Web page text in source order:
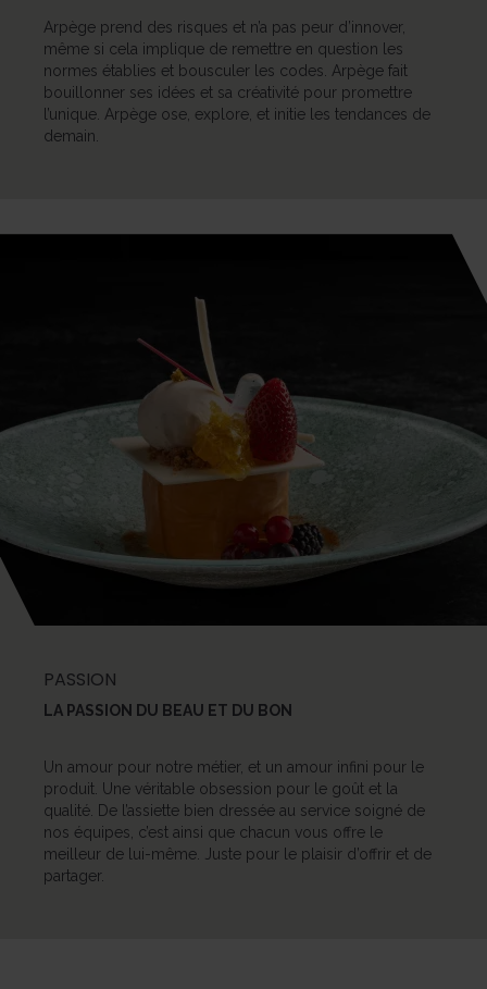
Arpège prend des risques et n’a pas peur d’innover,
même si cela implique de remettre en question les
normes établies et bousculer les codes. Arpège fait
bouillonner ses idées et sa créativité pour promettre
l’unique. Arpège ose, explore, et initie les tendances de
demain.
PASSION
LA PASSION DU BEAU ET DU BON
Un amour pour notre métier, et un amour infini pour le
produit. Une véritable obsession pour le goût et la
qualité. De l’assiette bien dressée au service soigné de
nos équipes, c’est ainsi que chacun vous offre le
meilleur de lui-même. Juste pour le plaisir d’offrir et de
partager.